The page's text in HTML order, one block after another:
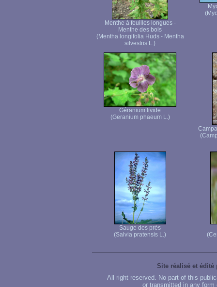
Menthe à feuilles longues -
Menthe des bois
(Mentha longifolia Huds - Mentha
silvestris L.)
Géranium livide
(Geranium phaeum L.)
Sauge des prés
(Salvia pratensis L.)
Site réalisé et édité
All right reserved. No part of this
or transmitted in any